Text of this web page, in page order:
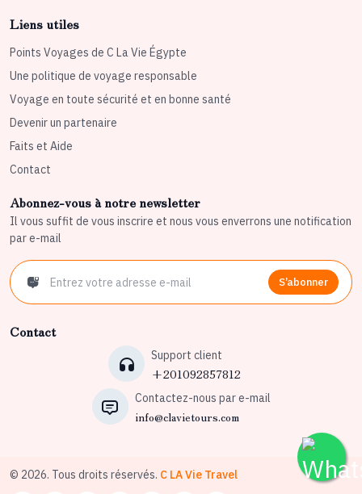
Liens utiles
Points Voyages de C La Vie Égypte
Une politique de voyage responsable
Voyage en toute sécurité et en bonne santé
Devenir un partenaire
Faits et Aide
Contact
Abonnez-vous à notre newsletter
Il vous suffit de vous inscrire et nous vous enverrons une notification
par e-mail
S’abonner
Contact
Support client
+201092857812
Contactez-nous par e-mail
info@clavietours.com
© 2026. Tous droits réservés. C LA Vie Travel